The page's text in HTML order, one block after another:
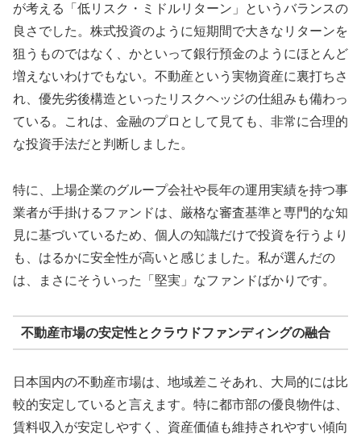
が考える「低リスク・ミドルリターン」というバランスの
良さでした。株式投資のように短期間で大きなリターンを
狙うものではなく、かといって銀行預金のようにほとんど
増えないわけでもない。不動産という実物資産に裏打ちさ
れ、優先劣後構造といったリスクヘッジの仕組みも備わっ
ている。これは、金融のプロとして見ても、非常に合理的
な投資手法だと判断しました。
特に、上場企業のグループ会社や長年の運用実績を持つ事
業者が手掛けるファンドは、厳格な審査基準と専門的な知
見に基づいているため、個人の知識だけで投資を行うより
も、はるかに安全性が高いと感じました。私が選んだの
は、まさにそういった「堅実」なファンドばかりです。
不動産市場の安定性とクラウドファンディングの融合
日本国内の不動産市場は、地域差こそあれ、大局的には比
較的安定していると言えます。特に都市部の優良物件は、
賃料収入が安定しやすく、資産価値も維持されやすい傾向